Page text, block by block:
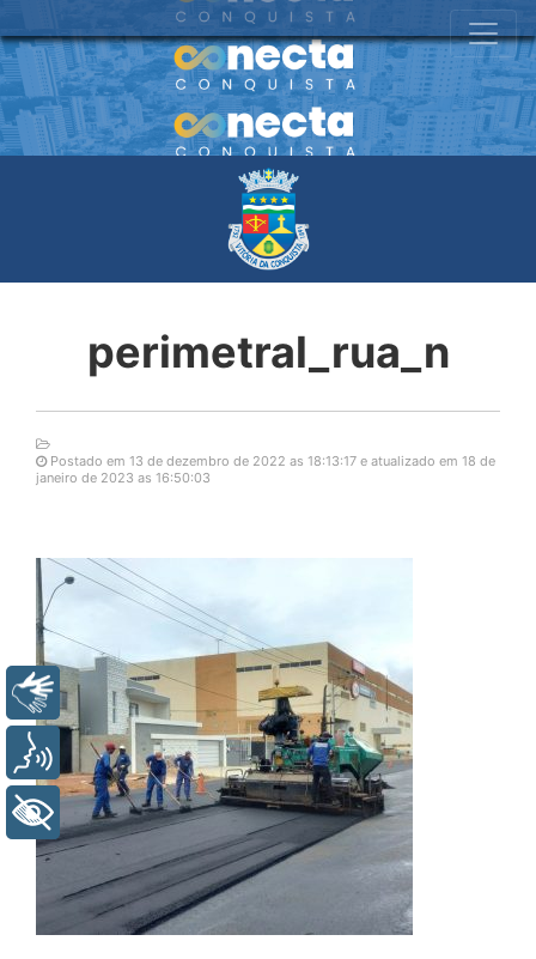
perimetral_rua_n
Postado em 13 de dezembro de 2022 as 18:13:17 e atualizado em 18 de
janeiro de 2023 as 16:50:03
Libras
Voz
+ Acessibilidade